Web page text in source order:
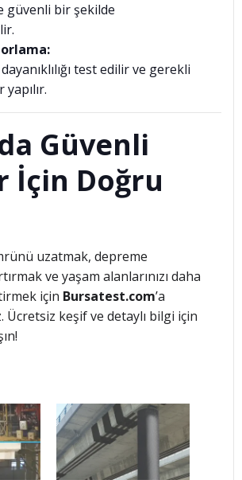
güvenli bir şekilde
test edilir ve gerekli
Güvenli
İçin Doğru
uzatmak, depreme
ve yaşam alanlarınızı daha
için Bursatest.com’a
keşif ve detaylı bilgi için